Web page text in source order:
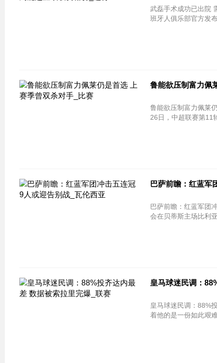
武磊手术成功已出院
班牙人俱乐部官方发
鲁能欲压制富力佩
鲁能欲压制富力佩莱
26日，中超联赛第11
巴萨前瞻：红蓝军
巴萨前瞻：红蓝军团冲击五连冠 9
会在贝蒂斯主场比利
皇马球迷民调：
皇马球迷民调：88%投齐达内最差
着他的是一份如此艰